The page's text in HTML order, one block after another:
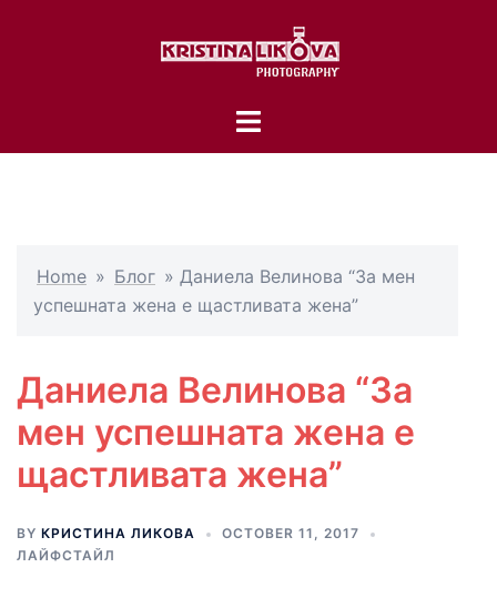
Toggle
Home » Блог » Даниела Велинова “За мен
успешната жена е щастливата жена”
Даниела Велинова “За
мен успешната жена е
щастливата жена”
BY КРИСТИНА ЛИКОВА
OCTOBER 11, 2017
ЛАЙФСТАЙЛ